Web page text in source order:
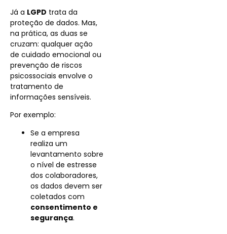
Já a LGPD trata da
proteção de dados. Mas,
na prática, as duas se
cruzam: qualquer ação
de cuidado emocional ou
prevenção de riscos
psicossociais envolve o
tratamento de
informações sensíveis.
Por exemplo:
Se a empresa
realiza um
levantamento sobre
o nível de estresse
dos colaboradores,
os dados devem ser
coletados com
consentimento e
segurança.